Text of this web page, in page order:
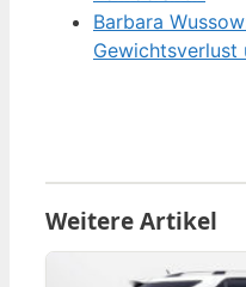
Barbara
Gewichtsverlust
Weitere Artikel